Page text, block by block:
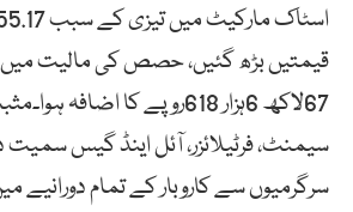
67لاکھ 6ہزار 618روپے کا اضافہ
سیمنٹ، فرٹیلائزر، آئل اینڈ گیس
سرگرمیوں سے کاروبار کے تمام دورانیے